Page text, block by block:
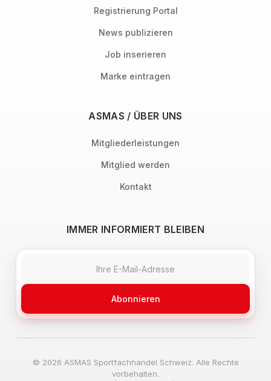
Registrierung Portal
News publizieren
Job inserieren
Marke eintragen
ASMAS / ÜBER UNS
Mitgliederleistungen
Mitglied werden
Kontakt
IMMER INFORMIERT BLEIBEN
Abonnieren
© 2026 ASMAS Sportfachhandel Schweiz. Alle Rechte
vorbehalten.